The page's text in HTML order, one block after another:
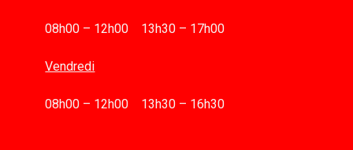
08h00 – 12h00 13h30 – 17h00
Vendredi
08h00 – 12h00 13h30 – 16h30